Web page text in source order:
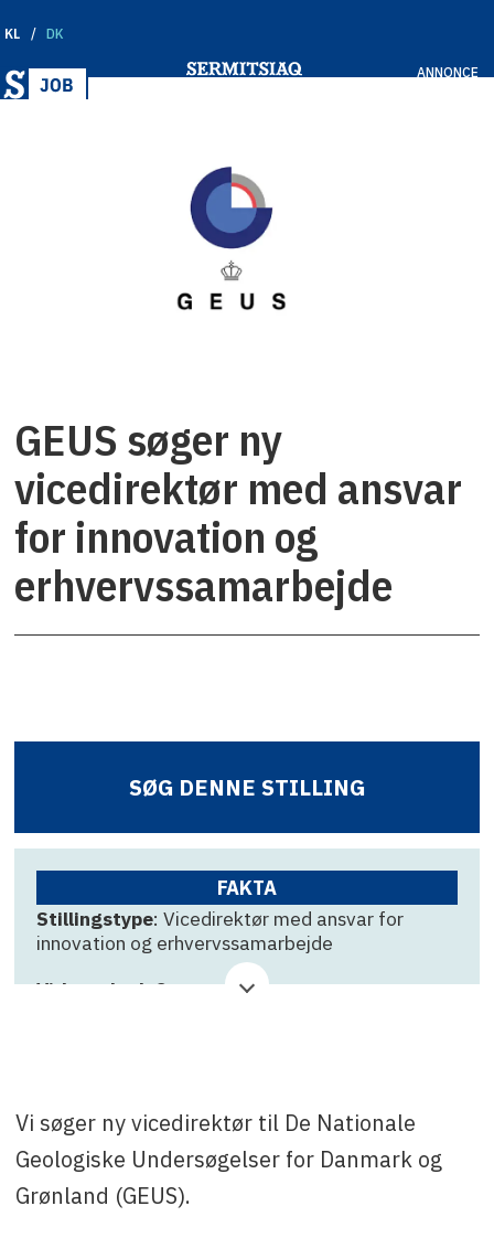
KL DK
ANNONCE
GEUS søger ny
vicedirektør med ansvar
for innovation og
erhvervssamarbejde
SØG DENNE STILLING
FAKTA
Stillingstype: Vicedirektør med ansvar for
innovation og erhvervssamarbejde
Virksomhed: Geus
Vi søger ny vicedirektør til De Nationale
Geologiske Undersøgelser for Danmark og
Grønland (GEUS).